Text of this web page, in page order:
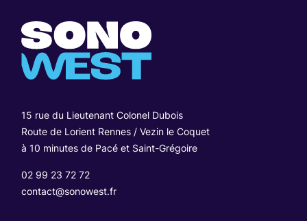
15 rue du Lieutenant Colonel Dubois
Route de Lorient Rennes / Vezin le Coquet
à 10 minutes de Pacé et Saint-Grégoire
02 99 23 72 72
contact@sonowest.fr